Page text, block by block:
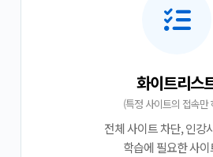
화이트리스
(특정 사이트의 접속만
전체 사이트 차단, 인강
학습에 필요한 사